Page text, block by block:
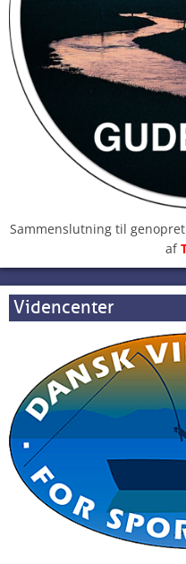
Sammenslutning til
af
Videncenter